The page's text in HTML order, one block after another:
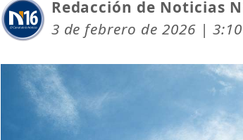
Redacción de Noticias
3 de febrero de 2026 |